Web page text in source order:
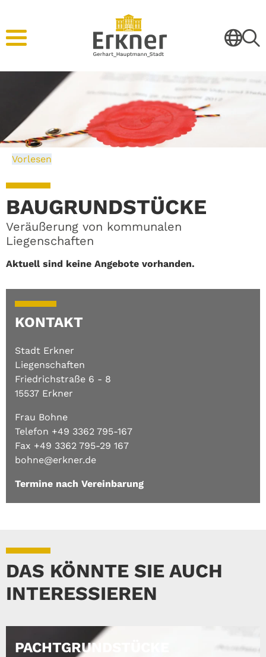
Vorlesen
BAUGRUNDSTÜCKE
Veräußerung von kommunalen
Liegenschaften
Aktuell sind keine Angebote vorhanden.
KONTAKT
Stadt Erkner
Liegenschaften
Friedrichstraße 6 - 8
15537 Erkner
Frau Bohne
Telefon +49 3362 795-167
Fax +49 3362 795-29 167
bohne@erkner.de
Termine nach Vereinbarung
DAS KÖNNTE SIE AUCH
INTERESSIEREN
PACHTGRUNDSTÜCKE